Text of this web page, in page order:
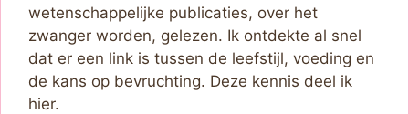
wetenschappelijke publicaties, over het
zwanger worden, gelezen. Ik ontdekte al snel
dat er een link is tussen de leefstijl, voeding en
de kans op bevruchting. Deze kennis deel ik
hier.